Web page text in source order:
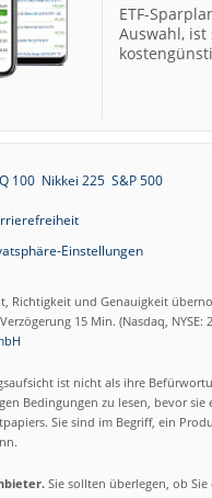
ETF-
Auswahl,
100 Nikkei 225 S&P 500
Einstellungen
Richtigkeit und Genauigkeit
15 Min. (Nasdaq, NYSE:
ist nicht als ihre
Bedingungen zu lesen, bevor sie
Sie sind im Begriff, ein
Sie sollten überlegen, ob Sie